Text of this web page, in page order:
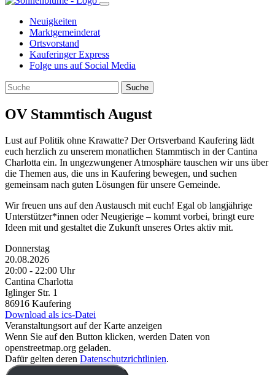
Neuigkeiten
Marktgemeinderat
Ortsvorstand
Kauferinger Express
Folge uns auf Social Media
OV Stammtisch August
Lust auf Politik ohne Krawatte? Der Ortsverband Kaufering lädt
euch herzlich zu unserem monatlichen Stammtisch in der Cantina
Charlotta ein. In ungezwungener Atmosphäre tauschen wir uns über
die Themen aus, die uns in Kaufering bewegen, und suchen
gemeinsam nach guten Lösungen für unsere Gemeinde.
Wir freuen uns auf den Austausch mit euch! Egal ob langjährige
Unterstützer*innen oder Neugierige – kommt vorbei, bringt eure
Ideen mit und gestaltet die Zukunft unseres Ortes aktiv mit.
Donnerstag
20.08.2026
20:00 ‐ 22:00 Uhr
Cantina Charlotta
Iglinger Str. 1
86916 Kaufering
Download als ics-Datei
Veranstaltungsort auf der Karte anzeigen
Wenn Sie auf den Button klicken, werden Daten von
openstreetmap.org geladen.
Dafür gelten deren Datenschutzrichtlinien.